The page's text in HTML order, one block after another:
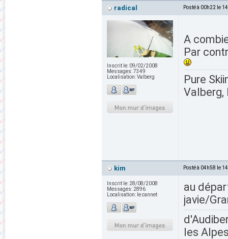
radical Posté à 00h22 le
Inscrit le: 09/02/2008
Messages:7349
Localisation:Valberg
A
Par
Pure
Valberg,
kim Posté à 04h58 le
Inscrit le: 28/08/2008
Messages: 2896
Localisation: le cannet
au
javie/
les